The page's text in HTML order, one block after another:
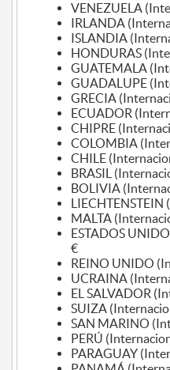
VENEZUELA
IRLANDA
ISLANDIA
HONDURAS
GUATEMALA
GUADALUPE
GRECIA
ECUADOR
CHIPRE
COLOMBIA
CHILE
BRASIL
BOLIVIA
MALTA
ESTADOS
€
REINO UNIDO
UCRAINA
EL SALVADOR
SUIZA
SAN MARINO
PERÚ
PARAGUAY